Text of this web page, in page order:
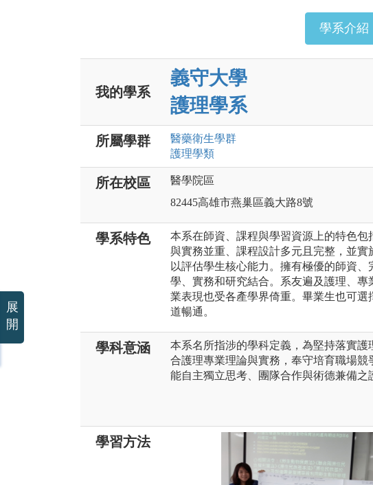
學系介紹
我的學系
義守大學
護理學系
所屬學群 醫藥衛生學群
護理學類
所在校區
醫學院區
82445高雄市燕巢區義大路8號
學系特色
本系在師資、課程與學習資源上的特色
與實務並重、課程設計多元且完整，並實
以評估學生核心能力。擁有極優的師資
學、實務和研究結合。系友遍及護理、
業表現也受各產學界倚重。畢業生也可選
道暢通。
學科意涵
本系名所指涉的學科定義，為堅持落實
合護理專業理論與實務，奉守培育職場
能自主獨立思考、團隊合作與術德兼備之
學習方法
展
開